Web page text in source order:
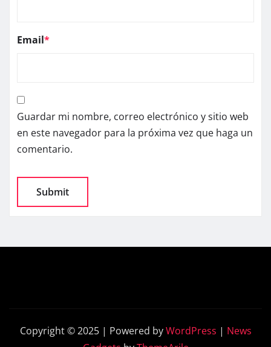
Email*
Guardar mi nombre, correo electrónico y sitio web
en este navegador para la próxima vez que haga un
comentario.
Copyright © 2025 | Powered byWordPress | News